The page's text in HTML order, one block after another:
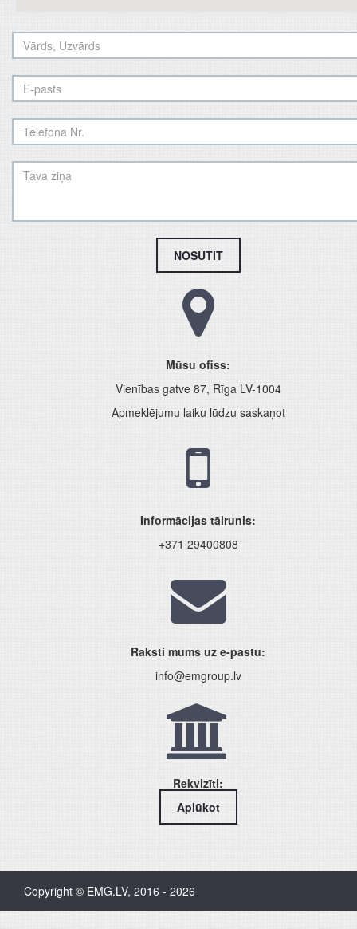
NOSŪTĪT
Mūsu ofiss:
Vienības gatve 87, Rīga LV-1004
Apmeklējumu laiku lūdzu saskaņot
Informācijas tālrunis:
+371 29400808
Raksti mums uz e-pastu:
info@emgroup.lv
Rekvizīti:
Aplūkot
Copyright © EMG.LV, 2016 - 2026